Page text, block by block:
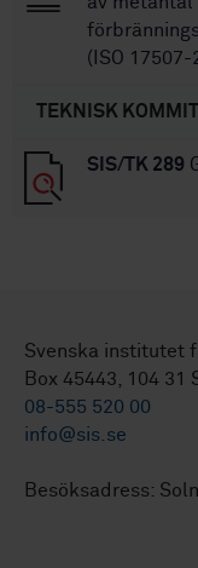
(ISO 17507-
TEKNISK
SIS/TK 289
Svenska institutet
Box 45443, 104 31
08-555 520 00
info@sis.se
Besöksadress: